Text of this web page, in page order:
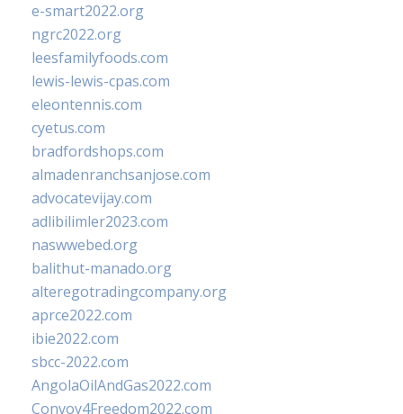
e-smart2022.org
ngrc2022.org
leesfamilyfoods.com
lewis-lewis-cpas.com
eleontennis.com
cyetus.com
bradfordshops.com
almadenranchsanjose.com
advocatevijay.com
adlibilimler2023.com
naswwebed.org
balithut-manado.org
alteregotradingcompany.org
aprce2022.com
ibie2022.com
sbcc-2022.com
AngolaOilAndGas2022.com
Convoy4Freedom2022.com